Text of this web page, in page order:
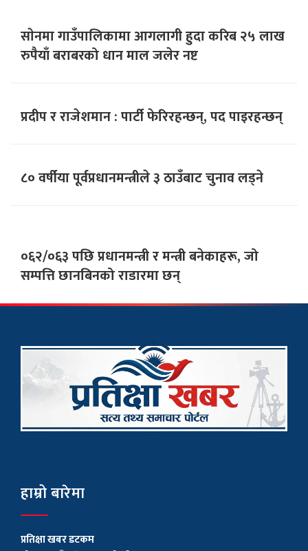
साेनमा गाउँपालिकामा आगलागी हुदा करिब २५ लाख
रुपैयाँ बराबरको धान माल जलेर नष्ट
प्रदीप र राजेशमान : पार्टी फेरिरहन्छन्, पद पाइरहन्छन्
८० वर्षीया पूर्वप्रधानमन्त्रीले ३ ठाउँबाट चुनाव लड्ने
०६२/०६३ पछि प्रधानमन्त्री र मन्त्री बनेकाहरू, जो
सम्पत्ति छानबिनको राडारमा छन्
हाम्रो बारेमा
प्रतिक्षा खबर डटकम